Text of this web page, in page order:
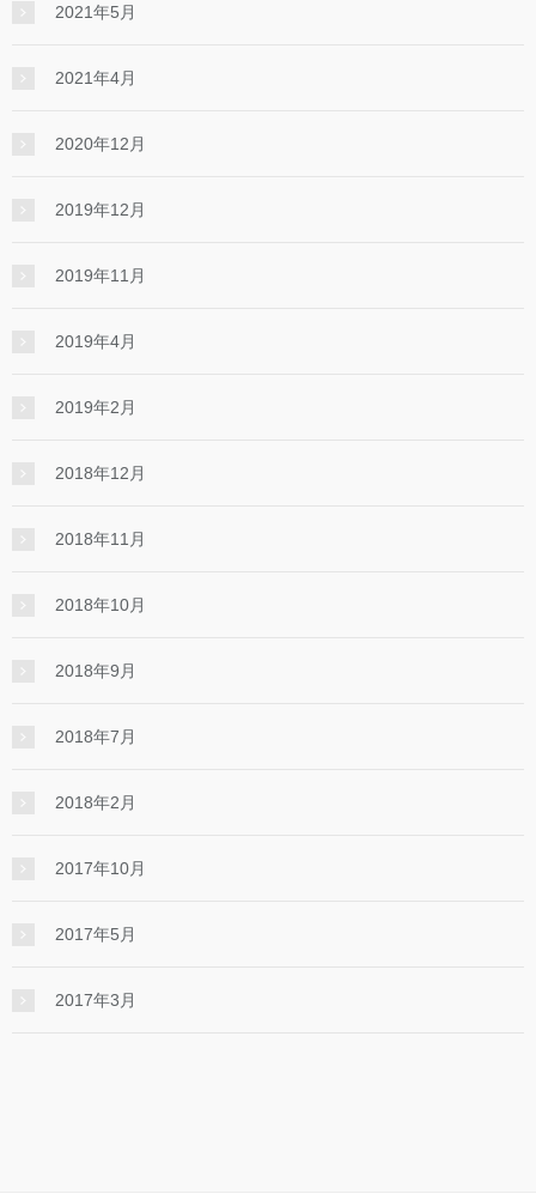
2021年5月
2021年4月
2020年12月
2019年12月
2019年11月
2019年4月
2019年2月
2018年12月
2018年11月
2018年10月
2018年9月
2018年7月
2018年2月
2017年10月
2017年5月
2017年3月